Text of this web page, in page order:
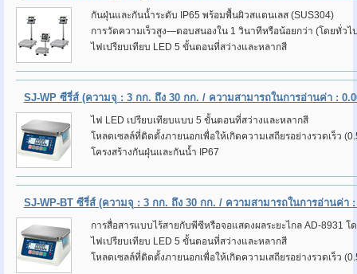
กันฝุ่นและกันน้ำระดับ IP65 พร้อมพื้นผิวสแตนเลส (SUS304)
การวัดความเร็วสูง—ตอบสนองใน 1 วินาทีหรือน้อยกว่า (โดยทั่วไ
ไฟเปรียบเทียบ LED 5 ขั้นตอนที่สว่างและหลากสี
SJ-WP ซีรี่ส์(ความจุ : 3 กก. ถึง 30 กก. / ความสามารถในการอ่านค่า :
ไฟ LED เปรียบเทียบแบบ 5 ขั้นตอนที่สว่างและหลากสี
โหลดเซลล์ที่ติดตั้งภายนอกเพื่อให้เกิดความเสถียรอย่างรวดเร็ว
โครงสร้างกันฝุ่นและกันน้ำ IP67
SJ-WP-BT ซีรี่ส์(ความจุ : 3 กก. ถึง 30 กก. / ความสามารถในการอ่านค่า :
การสื่อสารแบบไร้สายกับพีซีหรือจอแสดงผลระยะไกล AD-8931 โ
ไฟเปรียบเทียบ LED 5 ขั้นตอนที่สว่างและหลากสี
โหลดเซลล์ที่ติดตั้งภายนอกเพื่อให้เกิดความเสถียรอย่างรวดเร็ว